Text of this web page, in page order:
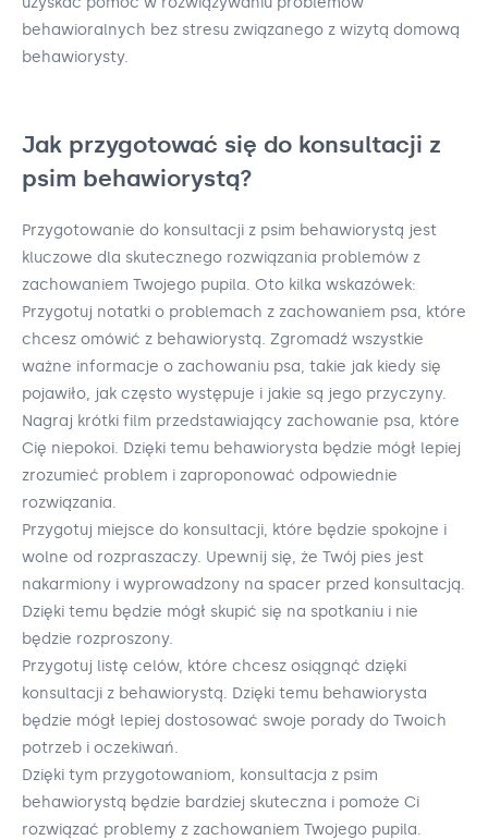
behawioralnych bez stresu związanego z wizytą domową
behawiorysty.
Jak przygotować się do konsultacji z
psim behawiorystą?
Przygotowanie do konsultacji z psim behawiorystą jest
kluczowe dla skutecznego rozwiązania problemów z
zachowaniem Twojego pupila. Oto kilka wskazówek:
Przygotuj notatki o problemach z zachowaniem psa, które
chcesz omówić z behawiorystą. Zgromadź wszystkie
ważne informacje o zachowaniu psa, takie jak kiedy się
pojawiło, jak często występuje i jakie są jego przyczyny.
Nagraj krótki film przedstawiający zachowanie psa, które
Cię niepokoi. Dzięki temu behawiorysta będzie mógł lepiej
zrozumieć problem i zaproponować odpowiednie
rozwiązania.
Przygotuj miejsce do konsultacji, które będzie spokojne i
wolne od rozpraszaczy. Upewnij się, że Twój pies jest
nakarmiony i wyprowadzony na spacer przed konsultacją.
Dzięki temu będzie mógł skupić się na spotkaniu i nie
będzie rozproszony.
Przygotuj listę celów, które chcesz osiągnąć dzięki
konsultacji z behawiorystą. Dzięki temu behawiorysta
będzie mógł lepiej dostosować swoje porady do Twoich
potrzeb i oczekiwań.
Dzięki tym przygotowaniom, konsultacja z psim
behawiorystą będzie bardziej skuteczna i pomoże Ci
rozwiązać problemy z zachowaniem Twojego pupila.